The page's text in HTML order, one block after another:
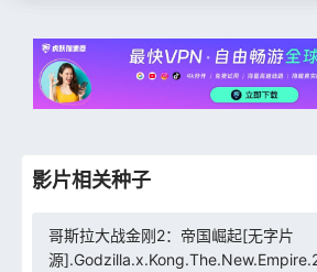
影片相关种子
哥斯拉大战金刚2：帝国崛起[无字片
源